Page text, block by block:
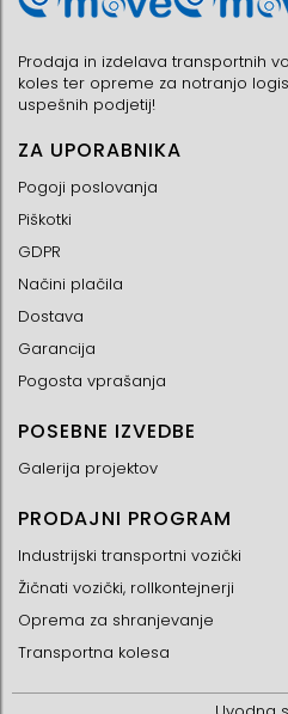
Prodaja in izdelava transportnih
koles ter opreme za notranjo
uspešnih podjetij!
ZA UPORABNIKA
Pogoji poslovanja
Piškotki
GDPR
Načini plačila
Dostava
Garancija
Pogosta vprašanja
POSEBNE IZVEDBE
Galerija projektov
PRODAJNI PROGRAM
Industrijski transportni vozički
Žičnati vozički, rollkontejnerji
Oprema za shranjevanje
Transportna kolesa